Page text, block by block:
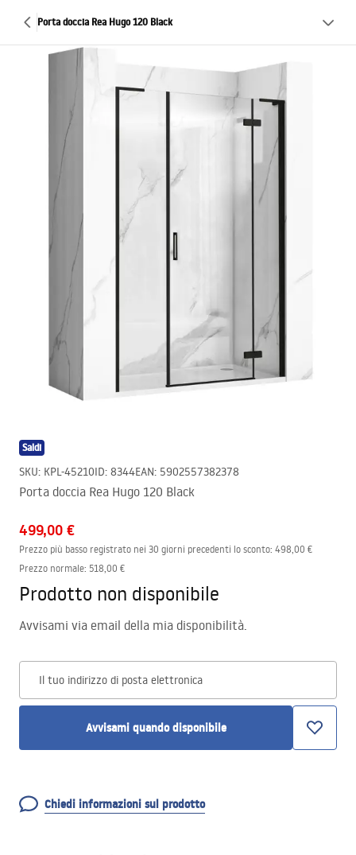
Porta doccia Rea Hugo 120 Black
Saldi
SKU: KPL-45210ID: 8344EAN: 5902557382378
Porta doccia Rea Hugo 120 Black
499,00 €
Prezzo più basso registrato nei 30 giorni precedenti lo sconto: 498,00 €
Prezzo normale: 518,00 €
Prodotto non disponibile
Avvisami via email della mia disponibilità.
Il tuo indirizzo di posta elettronica
Avvisami quando disponibile
Chiedi informazioni sul prodotto